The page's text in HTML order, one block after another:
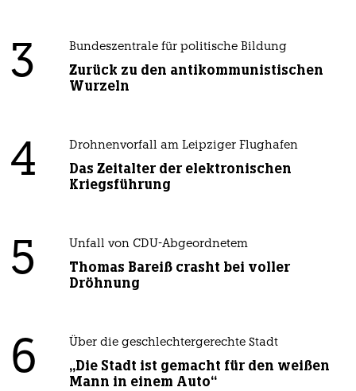
3 Bundeszentrale für politische Bildung
Zurück zu den antikommunistischen
Wurzeln
4 Drohnenvorfall am Leipziger Flughafen
Das Zeitalter der elektronischen
Kriegsführung
5 Unfall von CDU-Abgeordnetem
Thomas Bareiß crasht bei voller
Dröhnung
6 Über die geschlechtergerechte Stadt
„Die Stadt ist gemacht für den weißen
Mann in einem Auto“